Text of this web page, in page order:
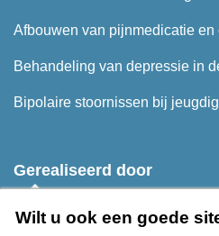
Afbouwen van pijnmedicatie en
Behandeling van depressie in
Bipolaire stoornissen bij
Gerealiseerd door
Wilt u ook een goede